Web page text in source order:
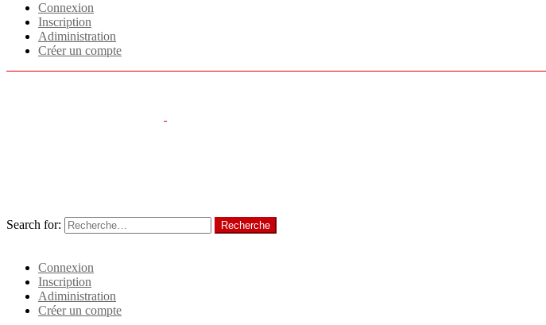
Connexion
Inscription
Adiministration
Créer un compte
Search for:
Recherche
Connexion
Inscription
Adiministration
Créer un compte